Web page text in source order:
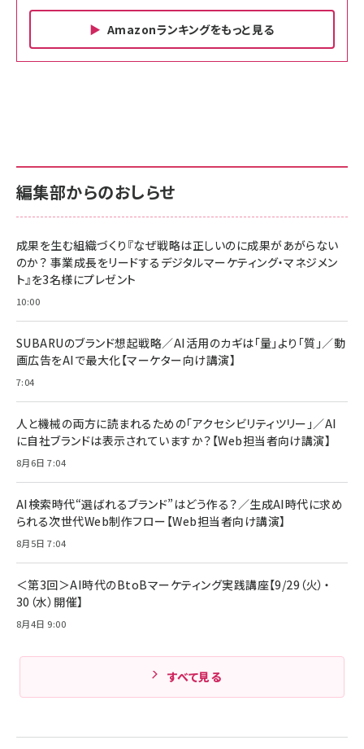
Amazonランキングをもっと見る
￥880
anan(アンアン)2026/06/24号 No.2500増刊
スペシャルエディション[王道エンタメの矜持／
￥1,100
anan(アンアン)2026/07/08号 No.2502[2026
￥880
ママ投資家が育休中に１億貯めた株式投資
組織の成果を最大化する ルールのデザイン
￥1,980
Amazonランキングをもっと見る
サポート正規品 メーカー保証5年 KLMEA128G
NIMASO ガラスフィルム iPhone 17 用 保護フィ
すい ガイド枠付き いPhone17 (6.3インチ) 対応
2枚セット DSP25F1698
￥1,599
￥6,980
全ワイヤレスイヤホン/アクティブノイズキャンセリ
技術基準適合】ブラック
￥5,990
ケーブル Anker絡まないケーブル 240W 結束バン
ド付き USB PD対応 シリコン素材採用 iPhone
17 / 16 / 15 / Galaxy iPad Pro MacBook
Pro/Air 各種対応 (1.8m ミッドナイトブラック)
￥1,890
サポート正規品 メーカー保証5年 KLMEA128G
Amazon eギフトカード - Amazonロゴ - クラ
￥5,000
Anker PowerLine III Flow USB-C & USB-C
Pro/Air 各種対応 (1.8m ミッドナイトブラック)
￥1,890
サッポロ 生ビール 黒ラベル 350ml 缶 24本 ビー
ル ケース買い【6/30応募〆切! 黒ラベルビヤセラー
￥4,857
編集部からのおしらせ
成果を生む組織づくり『なぜ戦略は正しいのに成果があがらない
のか？ 事業成長をリードするデジタルマーケティング・マネジメン
ト』を3名様にプレゼント
10:00
SUBARUのブランド想起戦略／AI活用のカギは「量」より「質」／動
画広告をAIで最大化【マーケター向け講演】
7:04
人と機械の両方に読まれるための「アクセシビリティツリー」／AI
に自社ブランドは表示されていますか？【Web担当者向け講演】
8月6日 7:04
AI検索時代“選ばれるブランド”はどう作る？／生成AI時代に求め
られる次世代Web制作フロー【Web担当者向け講演】
8月5日 7:04
＜第3回＞AI時代のBtoBマーケティング実践講座【9/29（火）・
30（水）開催】
8月4日 9:00
すべて見る